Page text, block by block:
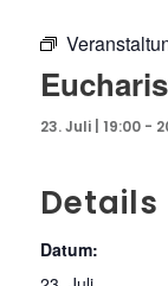
23. Juli | 19:00-
Details
Datum: